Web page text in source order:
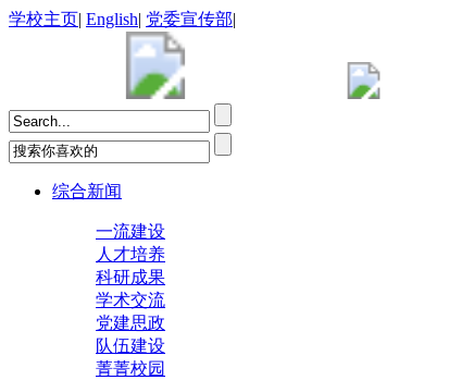
学校主页| English| 党委宣传部|
综合新闻
一流建设
人才培养
科研成果
学术交流
党建思政
队伍建设
菁菁校园